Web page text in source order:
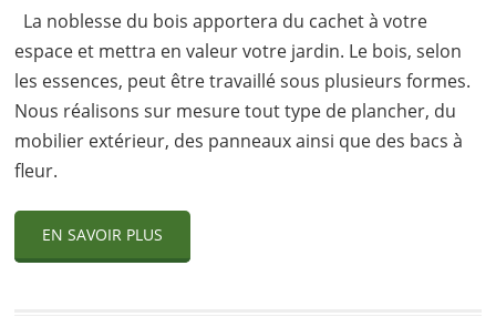
La noblesse du bois apportera du cachet à votre
espace et mettra en valeur votre jardin. Le bois, selon
les essences, peut être travaillé sous plusieurs formes.
Nous réalisons sur mesure tout type de plancher, du
mobilier extérieur, des panneaux ainsi que des bacs à
fleur.
EN SAVOIR PLUS